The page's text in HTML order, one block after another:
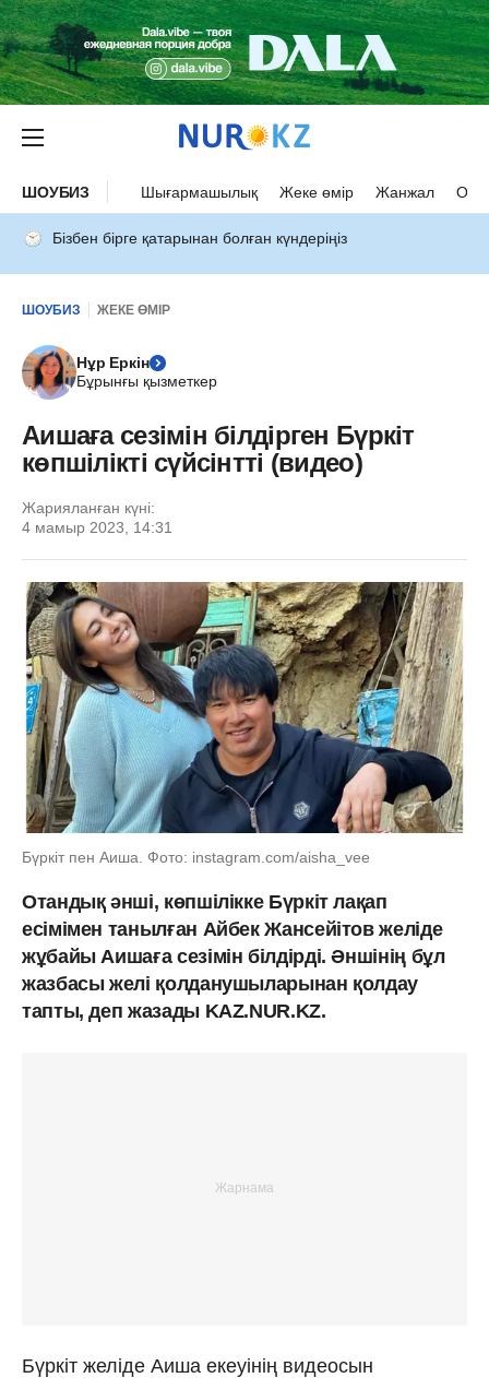
ШОУБИЗ Шығармашылық Жеке өмір Жанжал
Бізбен бірге қатарынан болған күндеріңіз
ШОУБИЗ ЖЕКЕ ӨМІР
Нұр Еркін
Бұрынғы қызметкер
Аишаға сезімін білдірген Бүркіт
көпшілікті сүйсінтті (видео)
Жарияланған күні:
4 мамыр 2023, 14:31
Бүркіт пен Аиша. Фото: instagram.com/aisha_vee
Отандық әнші, көпшілікке Бүркіт лақап
есімімен танылған Айбек Жансейітов желіде
жұбайы Аишаға сезімін білдірді. Әншінің бұл
жазбасы желі қолданушыларынан қолдау
тапты, деп жазады KAZ.NUR.KZ.
Бүркіт желіде Аиша екеуінің видеосын